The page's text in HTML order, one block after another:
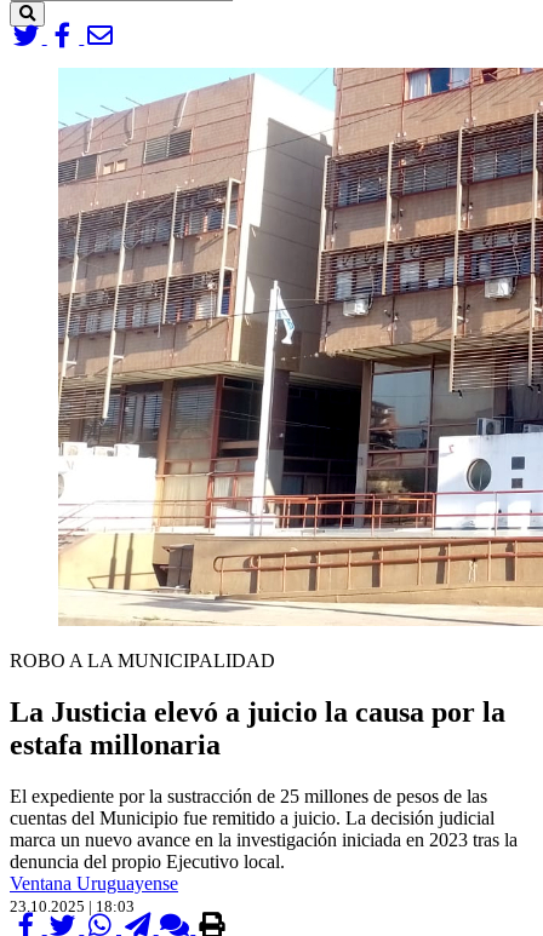
ROBO A LA MUNICIPALIDAD
La Justicia elevó a juicio la causa por la
estafa millonaria
El expediente por la sustracción de 25 millones de pesos de las
cuentas del Municipio fue remitido a juicio. La decisión judicial
marca un nuevo avance en la investigación iniciada en 2023 tras la
denuncia del propio Ejecutivo local.
Ventana Uruguayense
23.10.2025 | 18:03